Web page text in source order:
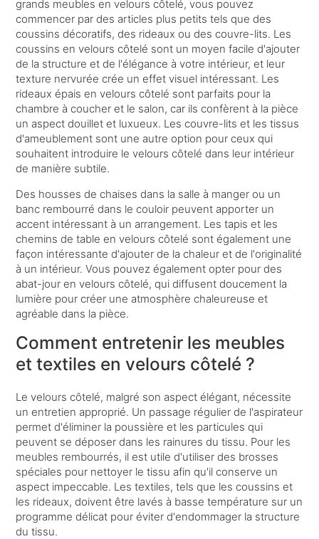
grands meubles en velours côtelé, vous pouvez
commencer par des articles plus petits tels que des
coussins décoratifs, des rideaux ou des couvre-lits. Les
coussins en velours côtelé sont un moyen facile d'ajouter
de la structure et de l'élégance à votre intérieur, et leur
texture nervurée crée un effet visuel intéressant. Les
rideaux épais en velours côtelé sont parfaits pour la
chambre à coucher et le salon, car ils confèrent à la pièce
un aspect douillet et luxueux. Les couvre-lits et les tissus
d'ameublement sont une autre option pour ceux qui
souhaitent introduire le velours côtelé dans leur intérieur
de manière subtile.
Des housses de chaises dans la salle à manger ou un
banc rembourré dans le couloir peuvent apporter un
accent intéressant à un arrangement. Les tapis et les
chemins de table en velours côtelé sont également une
façon intéressante d'ajouter de la chaleur et de l'originalité
à un intérieur. Vous pouvez également opter pour des
abat-jour en velours côtelé, qui diffusent doucement la
lumière pour créer une atmosphère chaleureuse et
agréable dans la pièce.
Comment entretenir les meubles
et textiles en velours côtelé ?
Le velours côtelé, malgré son aspect élégant, nécessite
un entretien approprié. Un passage régulier de l'aspirateur
permet d'éliminer la poussière et les particules qui
peuvent se déposer dans les rainures du tissu. Pour les
meubles rembourrés, il est utile d'utiliser des brosses
spéciales pour nettoyer le tissu afin qu'il conserve un
aspect impeccable. Les textiles, tels que les coussins et
les rideaux, doivent être lavés à basse température sur un
programme délicat pour éviter d'endommager la structure
du tissu.